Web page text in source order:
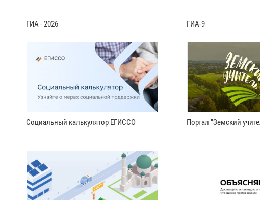
ГИА - 2026 ГИА-9
Социальный калькулятор ЕГИССО Портал "Земский